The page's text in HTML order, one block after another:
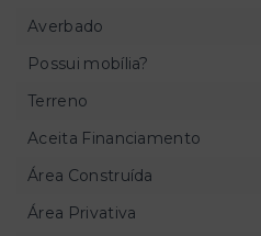
Averbado
Possui mobília?
Terreno
Aceita Financiamento
Área Construída
Área Privativa